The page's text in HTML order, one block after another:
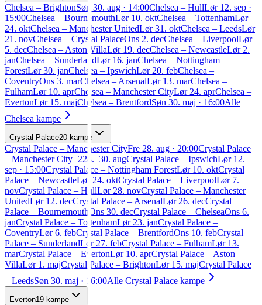
Chelsea – BrightonSøn 30. aug · 14:00Chelsea – HullLør 12. sep ·
15:00Chelsea – BournemouthLør 10. oktChelsea – TottenhamLør
24. oktChelsea – Manchester UnitedLør 31. oktChelsea – LeedsLør
21. novChelsea – Crystal PalaceOns 2. decChelsea – LiverpoolLør
5. decChelsea – Aston VillaLør 19. decChelsea – NewcastleLør 2.
janChelsea – SunderlandLør 16. janChelsea – Nottingham
ForestLør 30. janChelsea – IpswichLør 20. febChelsea –
CoventryOns 3. marChelsea – ArsenalLør 13. marChelsea –
FulhamLør 10. aprChelsea – Manchester CityLør 24. aprChelsea –
EvertonLør 15. majChelsea – BrentfordSøn 30. maj · 16:00Alle
Chelsea kampe
Crystal Palace20 kampe
Crystal Palace – Manchester CityFre 28. aug · 20:00Crystal Palace
– Manchester City+228.–30. augCrystal Palace – IpswichLør 12.
sep · 15:00Crystal Palace – Nottingham ForestLør 10. oktCrystal
Palace – NewcastleLør 24. oktCrystal Palace – LiverpoolLør 7.
novCrystal Palace – HullLør 28. novCrystal Palace – Manchester
UnitedLør 12. decCrystal Palace – ArsenalLør 26. decCrystal
Palace – Bournemouth Ons 30. decCrystal Palace – ChelseaOns 6.
janCrystal Palace – TottenhamLør 23. janCrystal Palace –
CoventryLør 6. febCrystal Palace – BrentfordOns 10. febCrystal
Palace – SunderlandLør 27. febCrystal Palace – FulhamLør 13.
marCrystal Palace – EvertonLør 10. aprCrystal Palace – Aston
VillaLør 1. majCrystal Palace – BrightonLør 15. majCrystal Palace
– LeedsSøn 30. maj · 16:00Alle Crystal Palace kampe
Everton19 kampe